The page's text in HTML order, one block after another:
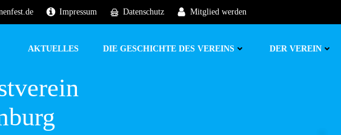
Impressum Datenschutz Mitglied werden
AKTUELLES DIE GESCHICHTE DES VEREINS DER VEREIN